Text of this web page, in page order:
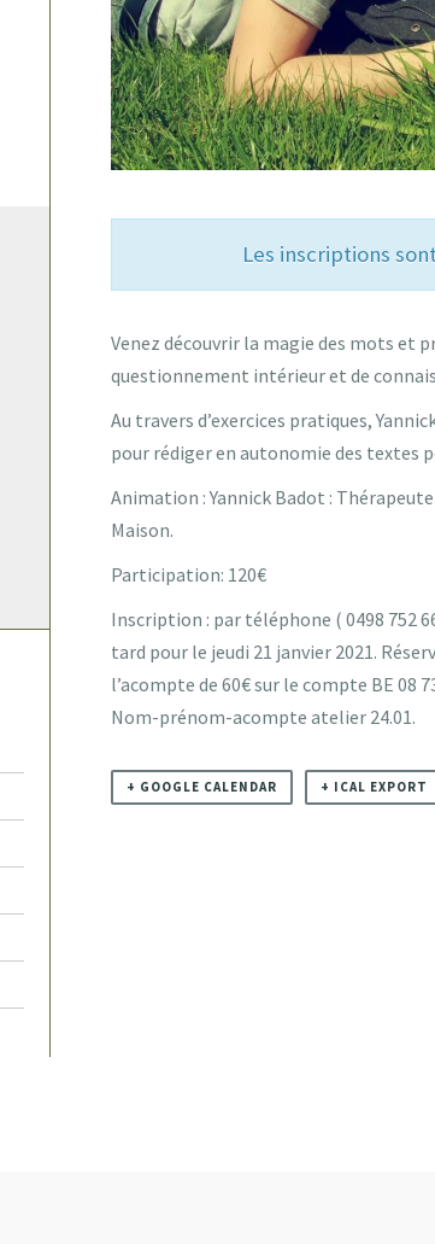
Les inscriptions
Venez découvrir la magie des mots et
questionnement intérieur et de
Au travers d’exercices pratiques,
pour rédiger en autonomie des textes
Animation : Yannick Badot :
Maison.
Participation: 120€
Inscription : par téléphone ( 0498 752
tard pour le jeudi 21 janvier 2021.
l’acompte de 60€ sur le compte BE 08
Nom-prénom-acompte atelier 24.01.
+ GOOGLE CALENDAR + ICAL EXPORT